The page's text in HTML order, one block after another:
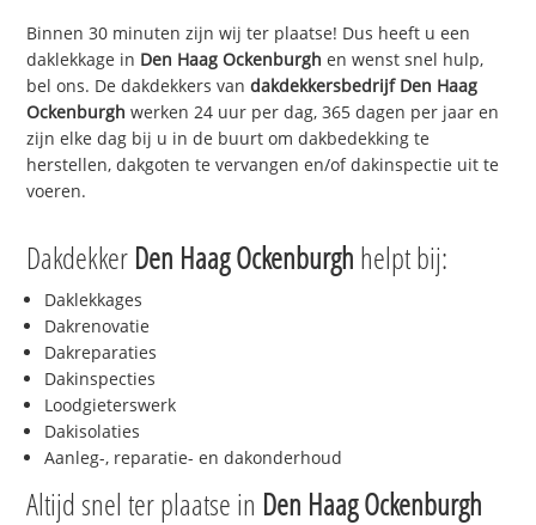
Binnen 30 minuten zijn wij ter plaatse! Dus heeft u een
daklekkage in Den Haag Ockenburgh en wenst snel hulp,
bel ons. De dakdekkers vandakdekkersbedrijf Den Haag
Ockenburgh werken 24 uur per dag, 365 dagen per jaar en
zijn elke dag bij u in de buurt om dakbedekking te
herstellen, dakgoten te vervangen en/of dakinspectie uit te
voeren.
Dakdekker Den Haag Ockenburgh helpt bij:
Daklekkages
Dakrenovatie
Dakreparaties
Dakinspecties
Loodgieterswerk
Dakisolaties
Aanleg-, reparatie- en dakonderhoud
Altijd snel ter plaatse in Den Haag Ockenburgh